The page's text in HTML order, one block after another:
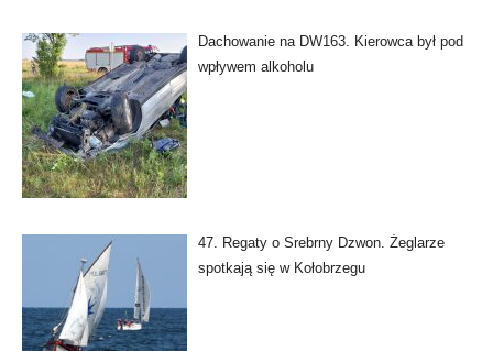
Dachowanie na DW163. Kierowca był pod
wpływem alkoholu
47. Regaty o Srebrny Dzwon. Żeglarze
spotkają się w Kołobrzegu